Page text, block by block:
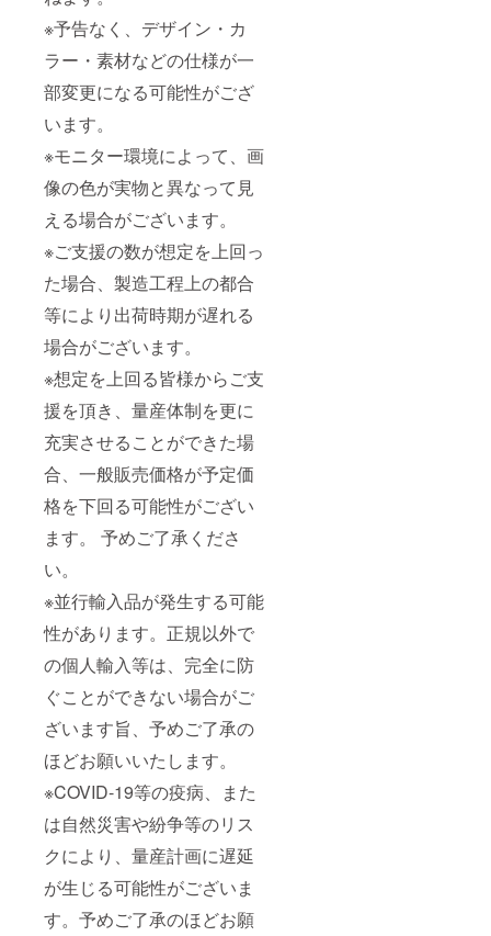
※予告なく、デザイン・カ
ラー・素材などの仕様が一
部変更になる可能性がござ
います。
※モニター環境によって、画
像の色が実物と異なって見
える場合がございます。
※ご支援の数が想定を上回っ
た場合、製造工程上の都合
等により出荷時期が遅れる
場合がございます。
※想定を上回る皆様からご支
援を頂き、量産体制を更に
充実させることができた場
合、一般販売価格が予定価
格を下回る可能性がござい
ます。 予めご了承くださ
い。
※並行輸入品が発生する可能
性があります。正規以外で
の個人輸入等は、完全に防
ぐことができない場合がご
ざいます旨、予めご了承の
ほどお願いいたします。
※COVID-19等の疫病、また
は自然災害や紛争等のリス
クにより、量産計画に遅延
が生じる可能性がございま
す。予めご了承のほどお願